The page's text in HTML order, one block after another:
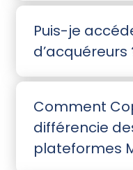
Puis-je
d’acquéreurs
Comment
différencie
plateformes